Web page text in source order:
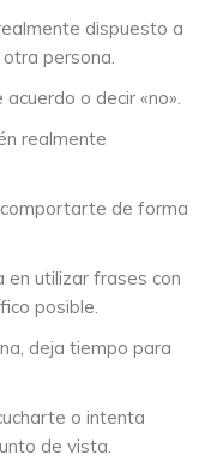
dispuesto a
persona.
o decir «no».
realmente
de forma
en utilizar frases con
posible.
deja tiempo para
o intenta
de vista.